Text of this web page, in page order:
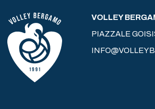
VOLLEY
PIAZZALE